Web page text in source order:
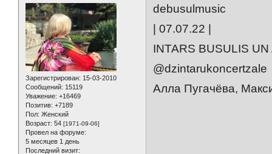
Зарегистрирован: 15-03-2010
Сообщений: 15119
Уважение: +16469
Позитив: +7189
Пол: Женский
Возраст: 54 [1971-09-06]
Провел на форуме:
5 месяцев 1 день
Последний визит:
debusulmusic
| 07.07.22 |
INTARS BUSULIS
@dzintarukoncertzale
Алла Пугачёва,